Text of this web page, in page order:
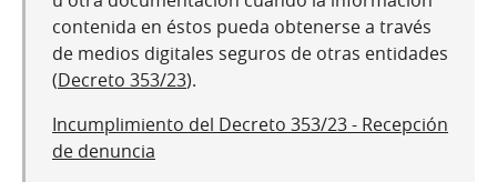
contenida en éstos pueda obtenerse a través
de medios digitales seguros de otras entidades
(Decreto 353/23).
Incumplimiento del Decreto 353/23 - Recepción
de denuncia